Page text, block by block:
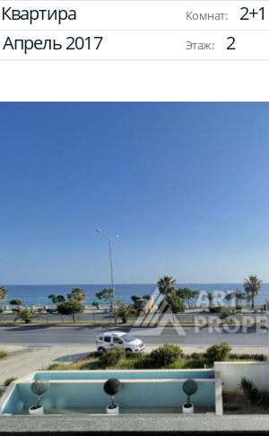
Квартира Комнат: 2+1
Апрель 2017 Этаж: 2